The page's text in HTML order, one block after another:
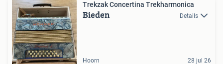
Trekzak Concertina Trekharmonica
Bieden Details
Hoorn 28 jul 26